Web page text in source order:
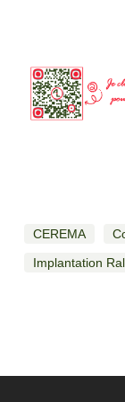
CEREMA
Implantation